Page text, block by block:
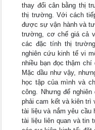
thay đổi cân bằng thị
thị trường. Với cách
được sự vận hành và
trường, cơ chế giá cả
các đặc tính thị
nghiên cứu kinh tế vi
nhiều bạn đọc thậm chí
Mặc dầu như vậy,
học tập của mình và
công. Nhưng để
phải cam kết và kiên trì
tài liệu và nắm yêu
tài liệu liên quan và tin